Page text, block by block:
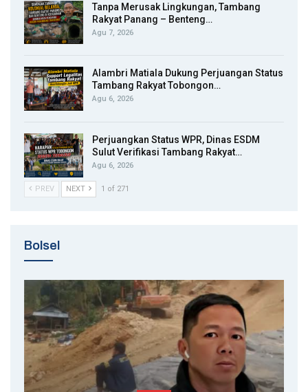
Tanpa Merusak Lingkungan, Tambang
Rakyat Panang – Benteng…
Agu 7, 2026
Alambri Matiala Dukung Perjuangan Status
Tambang Rakyat Tobongon…
Agu 6, 2026
Perjuangkan Status WPR, Dinas ESDM
Sulut Verifikasi Tambang Rakyat…
Agu 6, 2026
PREV NEXT 1 of 271
Bolsel